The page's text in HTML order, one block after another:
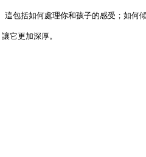
包括如何處理你和孩子的感受；如何
它更加深厚。